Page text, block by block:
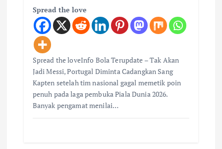
Spread the love
Spread the loveInfo Bola Terupdate – Tak Akan
Jadi Messi, Portugal Diminta Cadangkan Sang
Kapten setelah tim nasional gagal memetik poin
penuh pada laga pembuka Piala Dunia 2026.
Banyak pengamat menilai…